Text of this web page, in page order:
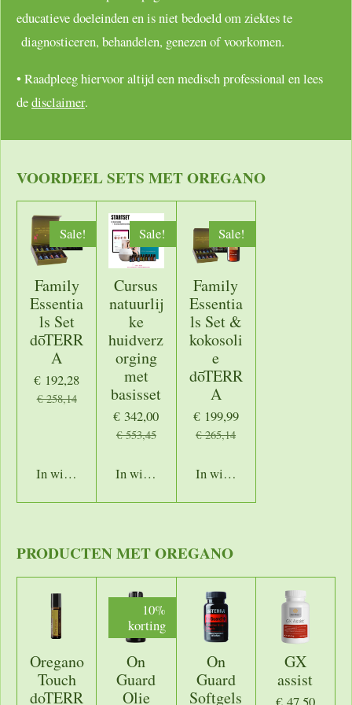
educatieve doeleinden en is niet bedoeld om ziektes te
diagnosticeren, behandelen, genezen of voorkomen.
• Raadpleeg hiervoor altijd een medisch professional en lees
dedisclaimer.
VOORDEEL SETS MET OREGANO
Sale!
Family
Essentia
ls Set
dōTERR
A
€ 192,28
€ 258,14
In winkelwagen
Sale!
Cursus
natuurlij
ke
huidverz
orging
met
basisset
€ 342,00
€ 553,45
In winkelwagen
Sale!
Family
Essentia
ls Set &
kokosoli
e
dōTERR
A
€ 199,99
€ 265,14
In winkelwagen
PRODUCTEN MET OREGANO
Oregano
Touch
doTERR
10%
korting
On
Guard
Olie
On
Guard
Softgels
GX
assist